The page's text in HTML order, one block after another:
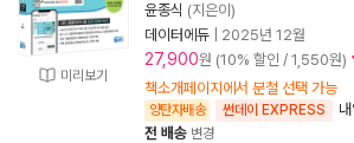
미리보기
윤종식 (지은이)
데이터에듀
2025년 12월
27,900원 (10% 할인 / 1,550원)
책소개페이지에서 분철 선택 가능
양탄자배송 썬데이 EXPRESS
전 배송 변경